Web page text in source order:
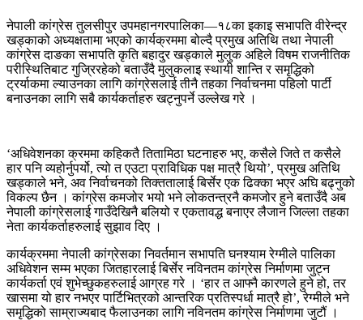
नेपाली कांग्रेस तुलसीपुर उपमहानगरपालिका—१८का इकाइ सभापति वीरेन्द्र
खड्काको अध्यक्षतामा भएको कार्यक्रममा बोल्दै प्रमुख अतिथि तथा नेपाली
कांग्रेस दाङका सभापति कृति बहादुर खड्काले मुलुक अहिले विषम राजनीतिक
परीस्थितिबाट गुज्रिरहेको बताउँदै मुलुकलाइ स्थायी शान्ति र समृद्धिको
ट्रर्याकमा ल्याउनका लागि कांग्रेसलाई तीनै तहका निर्वाचनमा पहिलो पार्टी
बनाउनका लागि सबै कार्यकर्ताहरु खट्नुपर्ने उल्लेख गरे ।
‘अधिवेशनका क्रममा कहिकतै तितामिठा घटनाहरु भए, कसैले जिते त कसैले
हार पनि व्यहोर्नुपर्यो, त्यो त एउटा प्राविधिक पक्ष मात्रै थियो’, प्रमुख अतिथि
खड्काले भने, अव निर्वाचनको तिक्ततालाई बिर्सेर एक ढिक्का भएर अघि बढ्नुको
विकल्प छैन । कांग्रेस कमजोर भयो भने लोकतन्त्रनै कमजोर हुने बताउँदै अब
नेपाली कांग्रेसलाई गाउँदेखिनै बलियो र एकतावद्ध बनाएर लैजान जिल्ला तहका
नेता कार्यकर्ताहरुलाई सुझाव दिए ।
कार्यक्रममा नेपाली कांग्रेसका निवर्तमान सभापति घनश्याम रेग्मीले पालिका
अधिवेशन सम्म भएका जितहारलाई बिर्सेर नविनतम कांग्रेस निर्माणमा जुट्न
कार्यकर्ता एवं शुभेच्छुकहरुलाई आग्रह गरे । ‘हार त आफ्नै कारणले हुने हो, तर
खासमा यो हार नभएर पार्टिभित्रको आन्तरिक प्रतिस्पर्धा मात्रै हो’, रेग्मीले भने
समृद्धिको साम्राज्यबाद फैलाउनका लागि नविनतम कांग्रेस निर्माणमा जुटौं ।